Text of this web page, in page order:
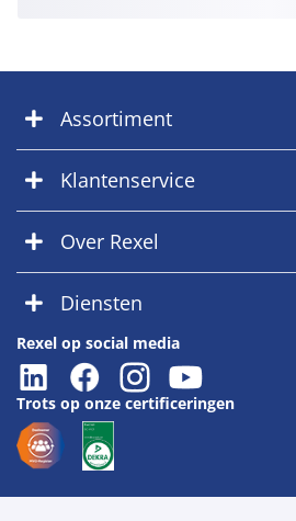
Assortiment
Klantenservice
Over Rexel
Diensten
Rexel op social media
Trots op onze certificeringen